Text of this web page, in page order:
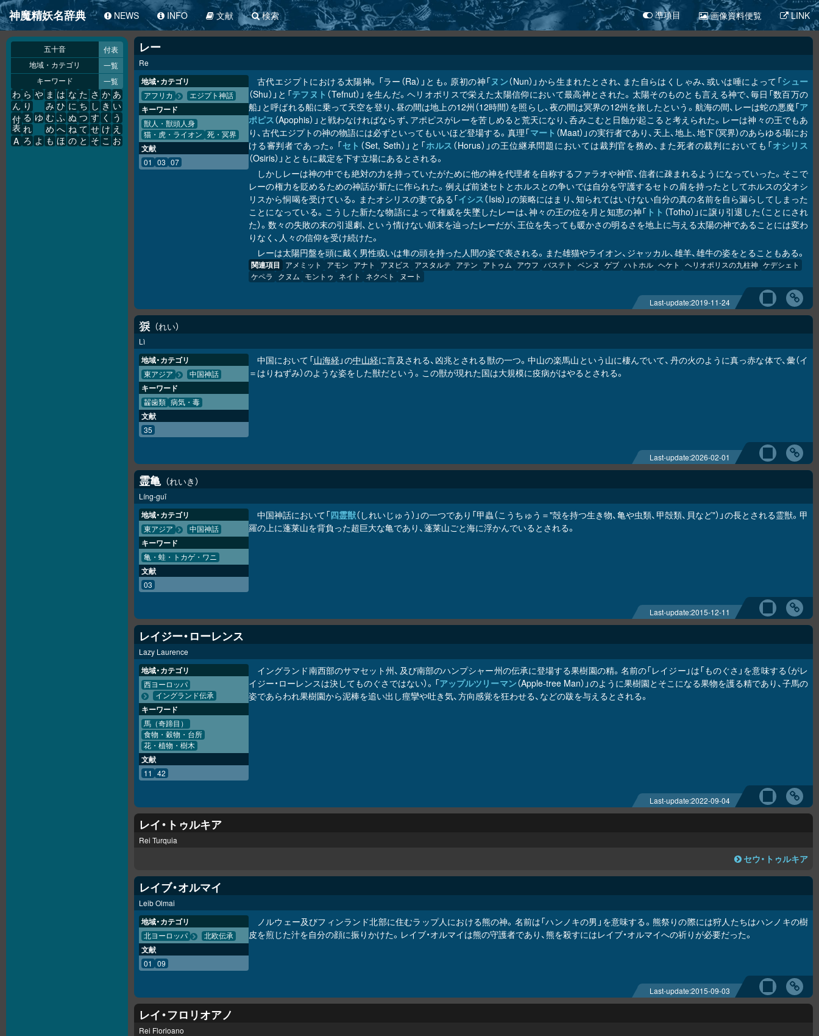
神魔精妖名辞典 NEWS INFO 文献 検索 凖項目 画像資料便覧 LINK
五十音 付表
地域・カテゴリ 一覧
キーワード 一覧
あ
い
う
え
お
か
き
く
け
こ
さ
し
す
せ
そ
た
ち
つ
て
と
な
に
ぬ
ね
の
は
ひ
ふ
へ
ほ
ま
み
む
め
も
や
ゆ
よ
ら
り
る
れ
ろ
わ
ん
付
表
A
レー
Re
古代エジプトにおける太陽神。「ラー（Ra）」とも。原初の神「ヌン（Nun）」から生まれたとされ、また自らはくしゃみ、或いは唾によって「シュー
（Shu）」と「テフヌト （Tefnut）」を生んだ。ヘリオポリスで栄えた太陽信仰において最高神とされた。太陽そのものとも言える神で、毎日「数百万の
船」と呼ばれる船に乗って天空を登り、昼の間は地上の12州（12時間）を照らし、夜の間は冥界の12州を旅したという。航海の間、レーは蛇の悪魔「ア
ポピス（Apophis）」と戦わなければならず、アポピスがレーを苦しめると荒天になり、呑みこむと日蝕が起こると考えられた。レーは神々の王でもあ
り、古代エジプトの神の物語には必ずといってもいいほど登場する。真理「マート （Maat）」の実行者であり、天上、地上、地下（冥界）のあらゆる場にお
ける審判者であった。「セト （Set, Seth）」と「ホルス （Horus）」の王位継承問題においては裁判官を務め、また死者の裁判においても「オシリス
（Osiris）」とともに裁定を下す立場にあるとされる。
しかしレーは神の中でも絶対の力を持っていたがために他の神を代理者を自称するファラオや神官、信者に疎まれるようになっていった。そこで
レーの権力を貶めるための神話が新たに作られた。例えば前述セトとホルスとの争いでは自分を守護するセトの肩を持ったとしてホルスの父オシ
リスから恫喝を受けている。またオシリスの妻である「イシス（Isis）」の策略にはまり、知られてはいけない自分の真の名前を自ら漏らしてしまった
ことになっている。こうした新たな物語によって権威を失墜したレーは、神々の王の位を月と知恵の神「 トト （Totho）」に譲り引退した（ことにされ
た）。数々の失敗の末の引退劇、という情けない顛末を辿ったレーだが、王位を失っても暖かさの明るさを地上に与える太陽の神であることには変わ
りなく、人々の信仰を受け続けた。
レーは太陽円盤を頭に戴く男性或いは隼の頭を持った人間の姿で表される。また雄猫やライオン、ジャッカル、雄羊、雄牛の姿をとることもある。
関連項目 アメミット アモン アナト アヌビス アスタルテ アテン アトゥム アウフ バステト ベンヌ ゲブ ハトホル ヘケト ヘリオポリスの九柱神 ケデシェト
ケペラ
クヌム モントゥ ネイト ネクベト ヌート
地域・カテゴリ
アフリカ エジプト神話
キーワード
獣人・獣頭人身
猫・虎・ライオン
死・冥界
文献
01 03 07
Last-update:2019-11-24
𤟑 れい
Lì
中国において「山海経 」の中山経に言及される、凶兆とされる獣の一つ。中山の楽馬山という山に棲んでいて、丹の火のように真っ赤な体で、彙（イ
＝はりねずみ）のような姿をした獣だという。この獣が現れた国は大規模に疫病がはやるとされる。
地域・カテゴリ
東アジア 中国神話
キーワード
齧歯類 病気・毒
文献
35
Last-update:2026-02-01
霊亀 れいき
Líng-guī
中国神話において「四霊獣（しれいじゅう）」の一つであり「甲蟲（こうちゅう＝"殻を持つ生き物、亀や虫類、甲殻類、貝など"）」の長とされる霊獣。甲
羅の上に蓬莱山を背負った超巨大な亀であり、蓬莱山ごと海に浮かんでいるとされる。
地域・カテゴリ
東アジア 中国神話
キーワード
亀・蛙・トカゲ・ワニ
文献
03
Last-update:2015-12-11
レイジー・ローレンス
Lazy Laurence
イングランド南西部のサマセット州、及び南部のハンプシャー州の伝承に登場する果樹園の精。名前の「レイジー」は「ものぐさ」を意味する（がレ
イジー・ローレンスは決してものぐさではない）。「アップルツリーマン（Apple-tree Man）」のように果樹園とそこになる果物を護る精であり、子馬の
姿であらわれ果樹園から泥棒を追い出し痙攣や吐き気、方向感覚を狂わせる、などの跋を与えるとされる。
地域・カテゴリ
西ヨーロッパ
イングランド伝承
キーワード
馬（奇蹄目）
食物・穀物・台所
花・植物・樹木
文献
11 42
Last-update:2022-09-04
レイ・トゥルキア
Rei Turquia
セウ・トゥルキア
レイブ・オルマイ
Leib Olmai
ノルウェー及びフィンランド北部に住むラップ人における熊の神。名前は「ハンノキの男」を意味する。熊祭りの際には狩人たちはハンノキの樹
皮を煎じた汁を自分の顔に振りかけた。レイブ・オルマイは熊の守護者であり、熊を殺すにはレイブ・オルマイへの祈りが必要だった。
地域・カテゴリ
北ヨーロッパ 北欧伝承
文献
01 09
Last-update:2015-09-03
レイ・フロリオアノ
Rei Florioano